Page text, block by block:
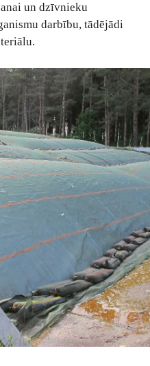
un dzīvnieku
darbību, tādējādi